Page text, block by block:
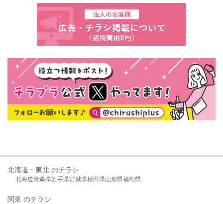
北海道・東北 のチラシ
北海道青森県岩手県宮城県秋田県山形県福島県
関東 のチラシ